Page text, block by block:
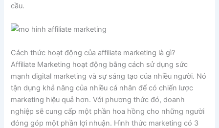
cầu.
Cách thức hoạt động của affiliate marketing là gì?
Affiliate Marketing hoạt động bằng cách sử dụng sức
mạnh digital marketing và sự sáng tạo của nhiều người. Nó
tận dụng khả năng của nhiều cá nhân để có chiến lược
marketing hiệu quả hơn. Với phương thức đó, doanh
nghiệp sẽ cung cấp một phần hoa hồng cho những người
đóng góp một phần lợi nhuận. Hình thức marketing có 3